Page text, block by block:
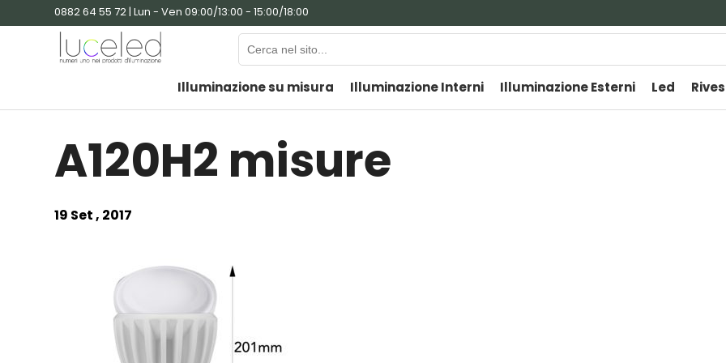
0882 64 55 72 | Lun - Ven 09:00/13:00 - 15:00/18:00
Illuminazione su misura Illuminazione Interni Illuminazione Esterni Led
A120H2 misure
19 Set , 2017